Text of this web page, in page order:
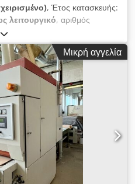
, Έτος κατασκευής:
λειτουργικό, αριθμός
, συνολικό πλάτος:
φιλμ:1.300 χιλ.,
κοπή και ανατύλιξη φύλλων,
επαγγελματική μηχανή
S.A., μοντέλο TF-1300, έτος
τεχνική κατάσταση. Η μηχανή
ανατύλιξη σε στενότερες
PVC, φύλλα Finish, χαρτί,
για μονάδες που
πλαστικοποίηση και την
χαρακτηριστικά: Έτος
εισερχόμενου ρολού: 1300
δυνατή η φόρτωση ρολού
Μικρή αγγελία